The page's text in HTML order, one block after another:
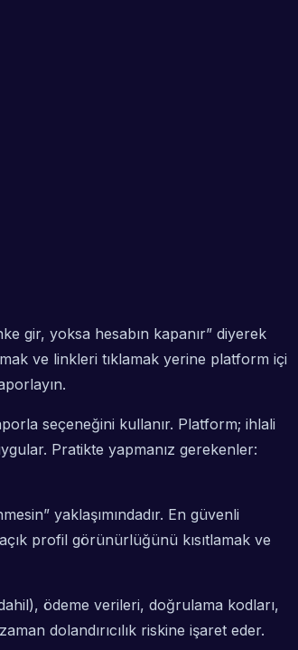
gir, yoksa hesabın kapanır” diyerek
ve linkleri tıklamak yerine platform içi
seçeneğini kullanır. Platform; ihlali
Pratikte yapmanız gerekenler:
yaklaşımındadır. En güvenli
profil görünürlüğünü kısıtlamak ve
ödeme verileri, doğrulama kodları,
dolandırıcılık riskine işaret eder.